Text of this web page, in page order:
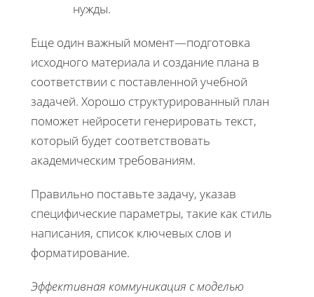
нужды.
Еще один важный момент—подготовка
исходного материала и создание плана в
соответствии с поставленной учебной
задачей. Хорошо структурированный план
поможет нейросети генерировать текст,
который будет соответствовать
академическим требованиям.
Правильно поставьте задачу, указав
специфические параметры, такие как стиль
написания, список ключевых слов и
форматирование.
Эффективная коммуникация с моделью